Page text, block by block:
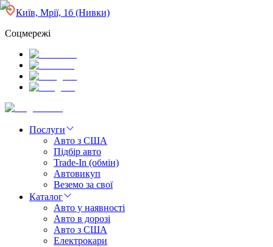
Київ, Мрії, 1б (Нивки)
Соцмережі
Послуги
Авто з США
Підбір авто
Trade-In (обмін)
Автовикуп
Веземо за свої
Каталог
Авто у наявності
Авто в дорозі
Авто з США
Електрокари